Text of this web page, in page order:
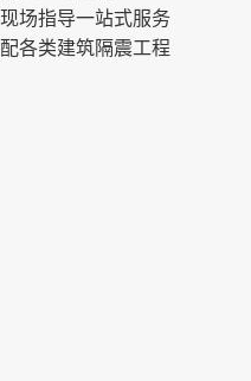
场指导一站式服务
各类建筑隔震工程